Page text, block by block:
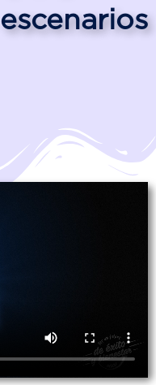
escenarios